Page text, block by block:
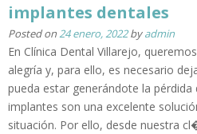
implantes dentales
Posted on24 enero, 2022byadmin
En Clínica Dental Villarejo,
alegría y, para ello, es necesario
pueda estar generándote la pérdida
implantes son una excelente
situación. Por ello, desde nuestra